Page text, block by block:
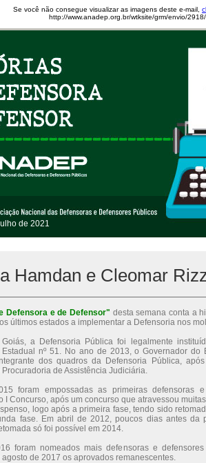
Se você não consegue visualizar as imagens deste e-mail,
http://www.anadep.org.br/wtksite/grm/envio/
de 2021
Hamdan e Cleomar
Defensora e de Defensor" desta semana conta a
últimos estados a implementar a Defensoria nos
a Defensoria Pública foi legalmente
Estadual nº 51. No ano de 2013, o Governador do
dos quadros da Defensoria Pública,
de Assistência Judiciária.
foram empossadas as primeiras defensoras e
I Concurso, após um concurso que atravessou
logo após a primeira fase, tendo sido
fase. Em abril de 2012, poucos dias antes da
só foi possível em 2014.
foram nomeados mais defensoras e
de 2017 os aprovados remanescentes.